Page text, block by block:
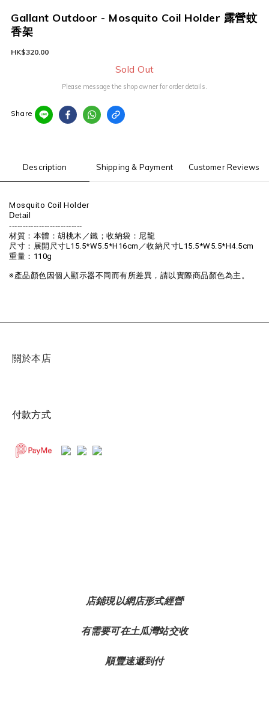
Gallant Outdoor - Mosquito Coil Holder 露營蚊
香架
HK$320.00
Sold Out
Please message the shop owner for order details.
Share
Description Shipping & Payment Customer Reviews
Mosquito Coil Holder
Detail
---------------------------
材質：本體：胡桃木／鐵；收納袋：尼龍
尺寸：展開尺寸L15.5*W5.5*H16cm／收納尺寸L15.5*W5.5*H4.5cm
重量：110g
※產品顏色因個人顯示器不同而有所差異，請以實際商品顏色為主。
關於本店
付款方式
店鋪現以網店形式經營
有需要可在土瓜灣站交收
順豐速遞到付